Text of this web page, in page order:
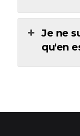
Je ne
qu'en